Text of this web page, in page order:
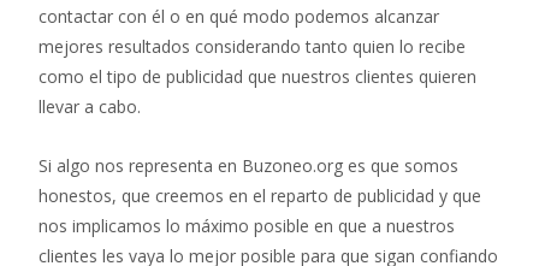
contactar con él o en qué modo podemos alcanzar
mejores resultados considerando tanto quien lo recibe
como el tipo de publicidad que nuestros clientes quieren
llevar a cabo.
Si algo nos representa en Buzoneo.org es que somos
honestos, que creemos en el reparto de publicidad y que
nos implicamos lo máximo posible en que a nuestros
clientes les vaya lo mejor posible para que sigan confiando